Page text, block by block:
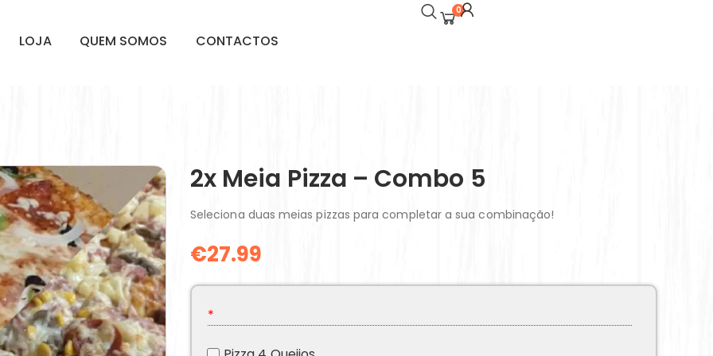
LOJA QUEM SOMOS CONTACTOS
0
2x Meia Pizza – Combo 5
Seleciona duas meias pizzas para completar a sua combinação!
€27.99
*